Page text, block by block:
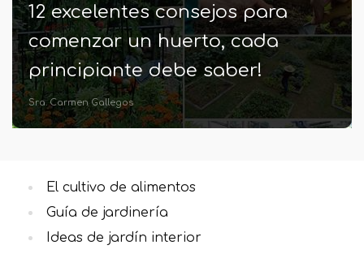
12 excelentes consejos para
comenzar un huerto, cada
principiante debe saber!
Sra. Carmen Gallegos
El cultivo de alimentos
Guía de jardinería
Ideas de jardín interior